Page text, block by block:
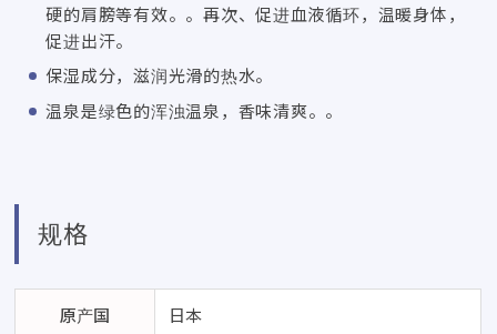
硬的肩膀等有效。。再次、促进血液循环，温暖身体，
促进出汗。
保湿成分，滋润光滑的热水。
温泉是绿色的浑浊温泉，香味清爽。。
规格
原产国 日本